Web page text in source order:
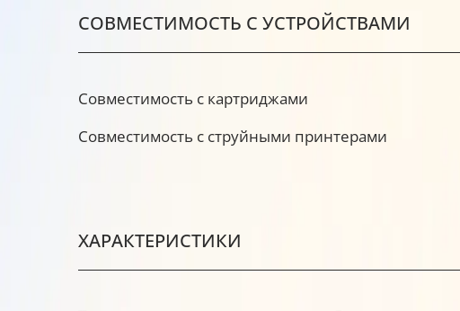
СОВМЕСТИМОСТЬ С УСТРОЙСТВАМИ
Совместимость с картриджами
Совместимость с струйными принтерами
ХАРАКТЕРИСТИКИ